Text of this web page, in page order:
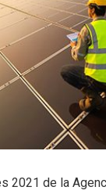
2021 de la